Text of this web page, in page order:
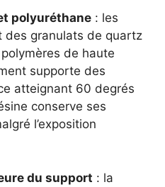
polyuréthane : les
des granulats de quartz
de haute
supporte des
atteignant 60 degrés
conserve ses
l’exposition
du support : la